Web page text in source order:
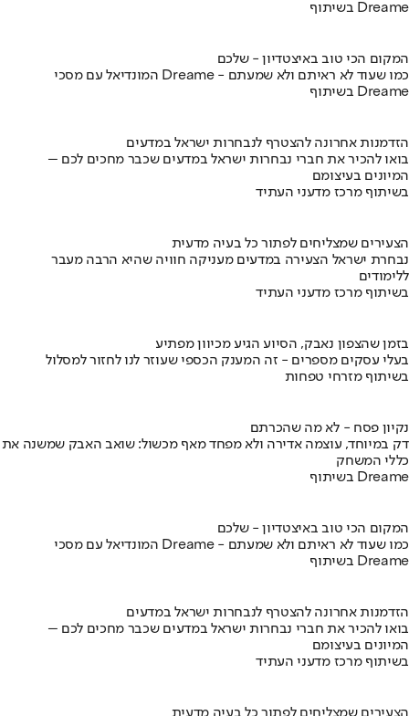
בשיתוף Dreame
המקום הכי טוב באיצטדיון - שלכם
המונדיאל עם מסכי Dreame - כמו שעוד לא ראיתם ולא שמעתם
בשיתוף Dreame
הזדמנות אחרונה להצטרף לנבחרות ישראל במדעים
בואו להכיר את חברי נבחרות ישראל במדעים שכבר מחכים לכם –
המיונים בעיצומם
בשיתוף מרכז מדעני העתיד
הצעירים שמצליחים לפתור כל בעיה מדעית
נבחרת ישראל הצעירה במדעים מעניקה חוויה שהיא הרבה מעבר
ללימודים
בשיתוף מרכז מדעני העתיד
בזמן שהצפון נאבק, הסיוע הגיע מכיוון מפתיע
בעלי עסקים מספרים - זה המענק הכספי שעוזר לנו לחזור למסלול
בשיתוף מזרחי טפחות
נקיון פסח - לא מה שהכרתם
דק במיוחד, עוצמה אדירה ולא מפחד מאף מכשול: שואב האבק שמשנה את
כללי המשחק
בשיתוף Dreame
המקום הכי טוב באיצטדיון - שלכם
המונדיאל עם מסכי Dreame - כמו שעוד לא ראיתם ולא שמעתם
בשיתוף Dreame
הזדמנות אחרונה להצטרף לנבחרות ישראל במדעים
בואו להכיר את חברי נבחרות ישראל במדעים שכבר מחכים לכם –
המיונים בעיצומם
בשיתוף מרכז מדעני העתיד